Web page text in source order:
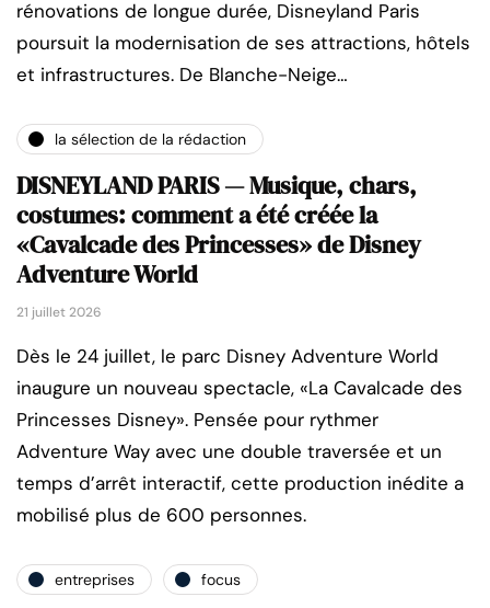
rénovations de longue durée, Disneyland Paris
poursuit la modernisation de ses attractions, hôtels
et infrastructures. De Blanche-Neige…
la sélection de la rédaction
DISNEYLAND PARIS — Musique, chars,
costumes: comment a été créée la
«Cavalcade des Princesses» de Disney
Adventure World
21 juillet 2026
Dès le 24 juillet, le parc Disney Adventure World
inaugure un nouveau spectacle, «La Cavalcade des
Princesses Disney». Pensée pour rythmer
Adventure Way avec une double traversée et un
temps d’arrêt interactif, cette production inédite a
mobilisé plus de 600 personnes.
entreprises focus